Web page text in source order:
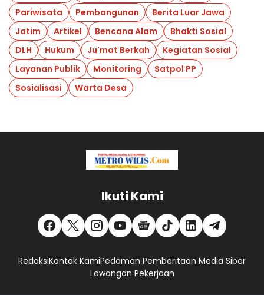
Pariwisata
Pembangunan
Berita Luar Jawa
Jatim
Artikel Bencana Alam
Bhakti Sosial
DLH
Hukum Ju'mat Berkah
Kegiatan Sosial
Layanan Publik
Monitoring
Satpol PP
Sosialisasi
Warta Desa
Ikuti Kami
RedaksiKontak KamiPedoman Pemberitaan Media Siber
Lowongan Pekerjaan